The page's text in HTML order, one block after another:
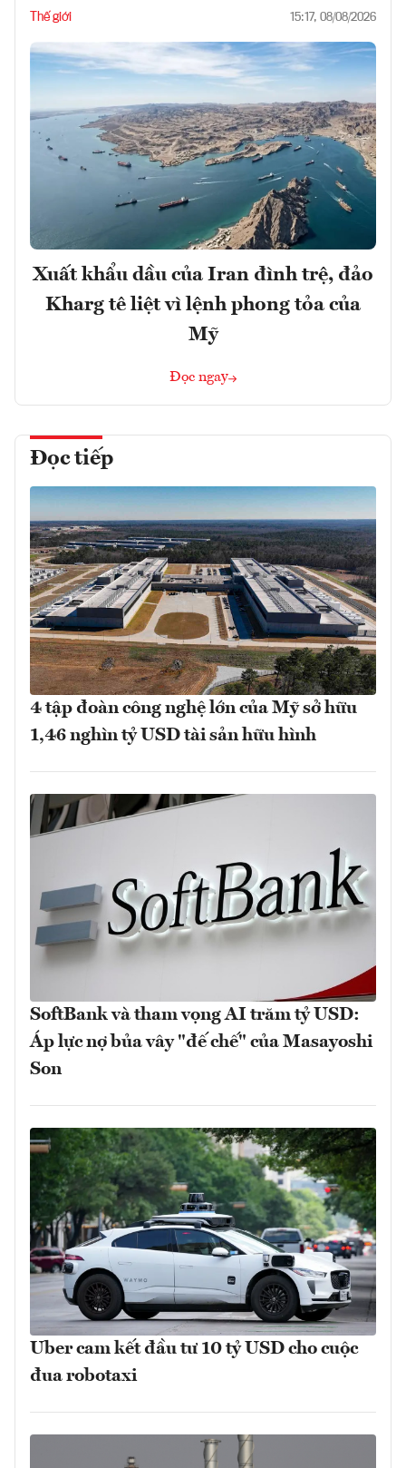
Thế giới 15:17, 08/08/2026
Xuất khẩu dầu của Iran đình trệ, đảo
Kharg tê liệt vì lệnh phong tỏa của
Mỹ
Đọc ngay
Đọc tiếp
4 tập đoàn công nghệ lớn của Mỹ sở hữu
1,46 nghìn tỷ USD tài sản hữu hình
SoftBank và tham vọng AI trăm tỷ USD:
Áp lực nợ bủa vây "đế chế" của Masayoshi
Son
Uber cam kết đầu tư 10 tỷ USD cho cuộc
đua robotaxi